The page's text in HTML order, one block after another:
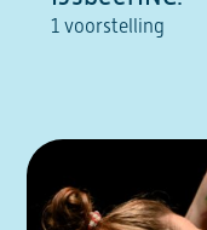
1 voorstelling